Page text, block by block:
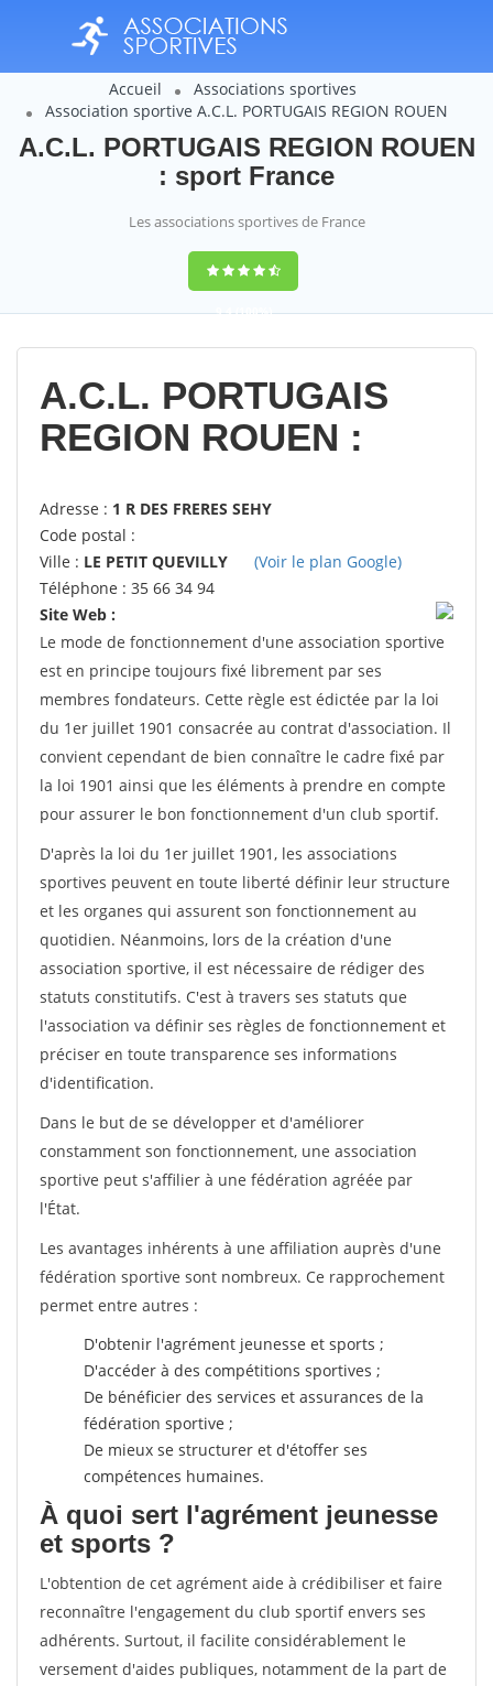
Accueil
Associations sportives
Association sportive A.C.L. PORTUGAIS REGION ROUEN
A.C.L. PORTUGAIS REGION ROUEN
: sport France
Les associations sportives de France
9,4(100%)
14358votes
A.C.L. PORTUGAIS
REGION ROUEN :
Adresse : 1 R DES FRERES SEHY
Code postal :
Ville : LE PETIT QUEVILLY
(Voir le plan Google)
Téléphone : 35 66 34 94
Site Web :
Le mode de fonctionnement d'une association sportive
est en principe toujours fixé librement par ses
membres fondateurs. Cette règle est édictée par la loi
du 1er juillet 1901 consacrée au contrat d'association. Il
convient cependant de bien connaître le cadre fixé par
la loi 1901 ainsi que les éléments à prendre en compte
pour assurer le bon fonctionnement d'un club sportif.
D'après la loi du 1er juillet 1901, les associations
sportives peuvent en toute liberté définir leur structure
et les organes qui assurent son fonctionnement au
quotidien. Néanmoins, lors de la création d'une
association sportive, il est nécessaire de rédiger des
statuts constitutifs. C'est à travers ses statuts que
l'association va définir ses règles de fonctionnement et
préciser en toute transparence ses informations
d'identification.
Dans le but de se développer et d'améliorer
constamment son fonctionnement, une association
sportive peut s'affilier à une fédération agréée par
l'État.
Les avantages inhérents à une affiliation auprès d'une
fédération sportive sont nombreux. Ce rapprochement
permet entre autres :
D'obtenir l'agrément jeunesse et sports ;
D'accéder à des compétitions sportives ;
De bénéficier des services et assurances de la
fédération sportive ;
De mieux se structurer et d'étoffer ses
compétences humaines.
À quoi sert l'agrément jeunesse
et sports ?
L'obtention de cet agrément aide à crédibiliser et faire
reconnaître l'engagement du club sportif envers ses
adhérents. Surtout, il facilite considérablement le
versement d'aides publiques, notamment de la part de